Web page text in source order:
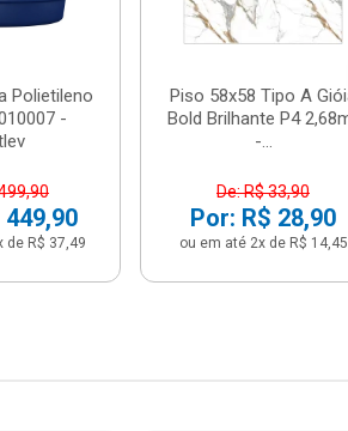
Polietileno
-
de R$ 37,49
Piso 58x58 Tipo A
Bold Brilhante P4
-...
De: R$ 33,90
Por: R$ 28,90
ou em até 2x de R$ 14,45